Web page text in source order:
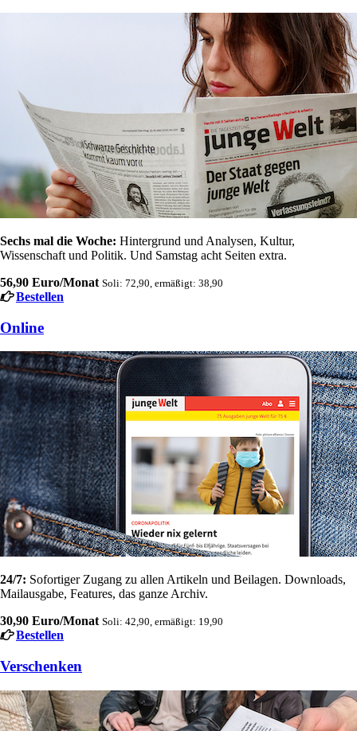
Sechs mal die Woche: Hintergrund und Analysen, Kultur,
Wissenschaft und Politik. Und Samstag acht Seiten extra.
56,90 Euro/Monat Soli: 72,90, ermäßigt: 38,90
Bestellen
Online
24/7: Sofortiger Zugang zu allen Artikeln und Beilagen. Downloads,
Mailausgabe, Features, das ganze Archiv.
30,90 Euro/Monat Soli: 42,90, ermäßigt: 19,90
Bestellen
Verschenken